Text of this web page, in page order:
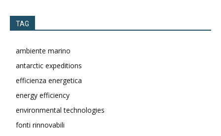
TAG
ambiente marino
antarctic expeditions
efficienza energetica
energy efficiency
environmental technologies
fonti rinnovabili